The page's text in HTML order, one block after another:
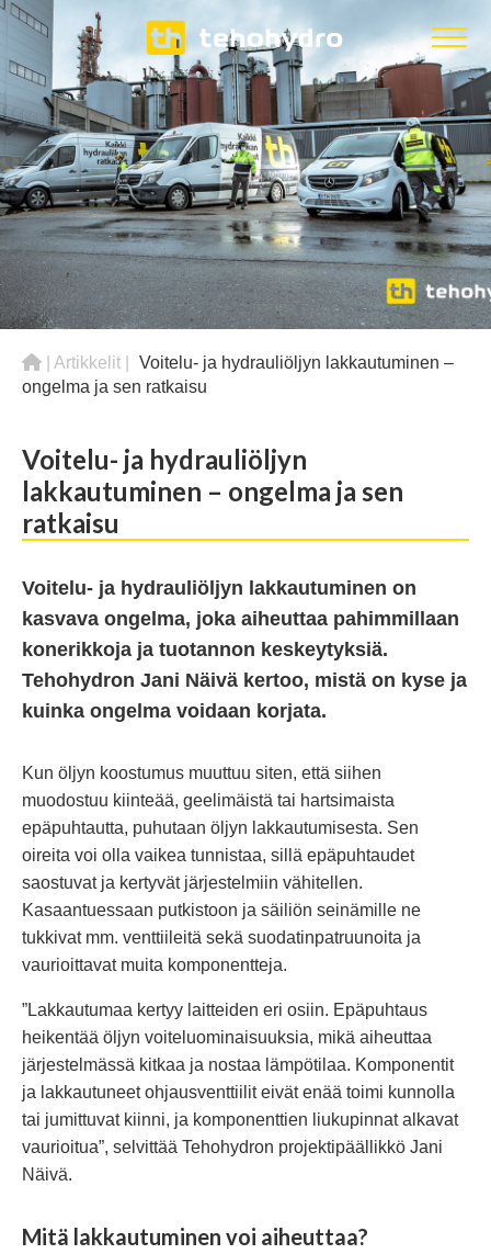
Artikkelit
Voitelu- ja hydrauliöljyn lakkautuminen –
ongelma ja sen ratkaisu
Voitelu- ja hydrauliöljyn
lakkautuminen – ongelma ja sen
ratkaisu
Voitelu- ja hydrauliöljyn lakkautuminen on
kasvava ongelma, joka aiheuttaa pahimmillaan
konerikkoja ja tuotannon keskeytyksiä.
Tehohydron Jani Näivä kertoo, mistä on kyse ja
kuinka ongelma voidaan korjata.
Kun öljyn koostumus muuttuu siten, että siihen
muodostuu kiinteää, geelimäistä tai hartsimaista
epäpuhtautta, puhutaan öljyn lakkautumisesta. Sen
oireita voi olla vaikea tunnistaa, sillä epäpuhtaudet
saostuvat ja kertyvät järjestelmiin vähitellen.
Kasaantuessaan putkistoon ja säiliön seinämille ne
tukkivat mm. venttiileitä sekä suodatinpatruunoita ja
vaurioittavat muita komponentteja.
”Lakkautumaa kertyy laitteiden eri osiin. Epäpuhtaus
heikentää öljyn voiteluominaisuuksia, mikä aiheuttaa
järjestelmässä kitkaa ja nostaa lämpötilaa. Komponentit
ja lakkautuneet ohjausventtiilit eivät enää toimi kunnolla
tai jumittuvat kiinni, ja komponenttien liukupinnat alkavat
vaurioitua”, selvittää Tehohydron projektipäällikkö Jani
Näivä.
Mitä lakkautuminen voi aiheuttaa?